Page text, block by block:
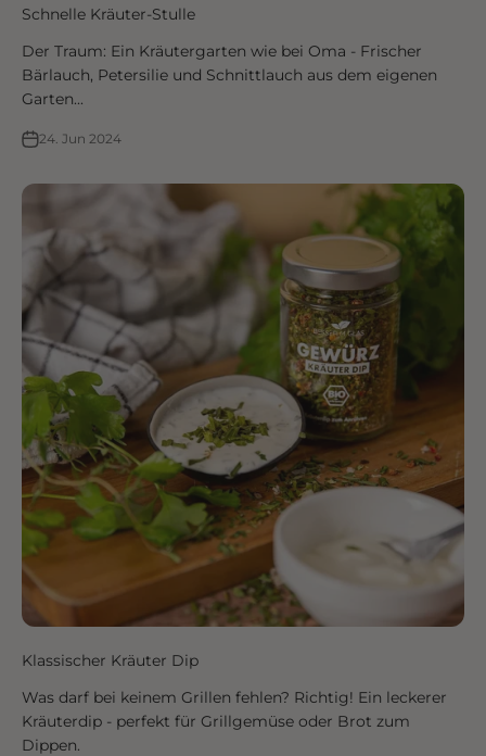
Schnelle Kräuter-Stulle
Der Traum: Ein Kräutergarten wie bei Oma - Frischer
Bärlauch, Petersilie und Schnittlauch aus dem eigenen
Garten...
24. Jun 2024
Klassischer Kräuter Dip
Was darf bei keinem Grillen fehlen? Richtig! Ein leckerer
Kräuterdip - perfekt für Grillgemüse oder Brot zum
Dippen.